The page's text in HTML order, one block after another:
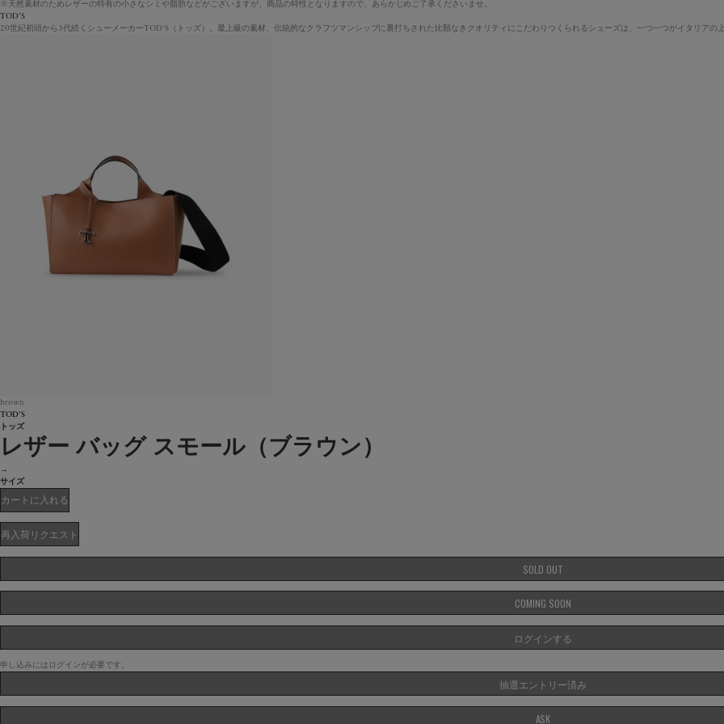
※天然素材のためレザーの特有の小さなシミや脂肪などがございますが、商品の特性となりますので、あらかじめご了承くださいませ。
TOD’S
20世紀初頭から3代続くシューメーカーTOD'S（トッズ）。最上級の素材、伝統的なクラフツマンシップに裏打ちされた比類なきクオリティにこだわりつくられるシューズは、一つ一つがイタリアの
brown
TOD’S
トッズ
レザー バッグ スモール（ブラウン）
→
サイズ
カートに入れる
再入荷リクエスト
SOLD OUT
COMING SOON
ログインする
申し込みにはログインが必要です。
抽選エントリー済み
ASK